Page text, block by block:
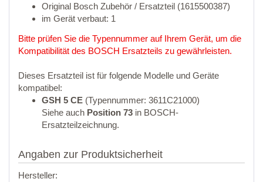
Original Bosch Zubehör / Ersatzteil (1615500387)
im Gerät verbaut: 1
Bitte prüfen Sie die Typennummer auf Ihrem Gerät, um die
Kompatibilität des BOSCH Ersatzteils zu gewährleisten.
Dieses Ersatzteil ist für folgende Modelle und Geräte
kompatibel:
GSH 5 CE (Typennummer: 3611C21000)
Siehe auch Position 73 in BOSCH-
Ersatzteilzeichnung.
Angaben zur Produktsicherheit
Hersteller: